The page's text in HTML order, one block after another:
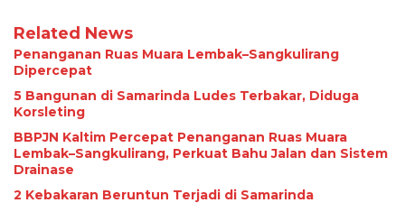
Related News
Penanganan Ruas Muara Lembak–Sangkulirang
Dipercepat
5 Bangunan di Samarinda Ludes Terbakar, Diduga
Korsleting
BBPJN Kaltim Percepat Penanganan Ruas Muara
Lembak–Sangkulirang, Perkuat Bahu Jalan dan Sistem
Drainase
2 Kebakaran Beruntun Terjadi di Samarinda